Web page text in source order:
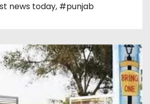
news today, #punjab